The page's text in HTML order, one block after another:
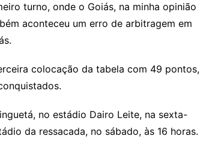
turno, onde o Goiás, na minha opinião
aconteceu um erro de arbitragem em
colocação da tabela com 49 pontos,
no estádio Dairo Leite, na sexta-
da ressacada, no sábado, às 16 horas.